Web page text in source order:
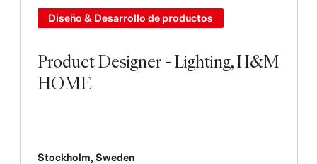
Product Designer - Lighting, H&M
HOME
Diseño & Desarrollo de productos
Stockholm, Sweden